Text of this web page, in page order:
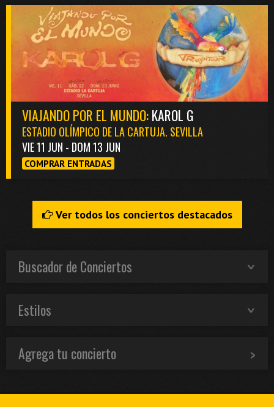
VIAJANDO POR EL MUNDO:KAROL G
ESTADIO OLÍMPICO DE LA CARTUJA. SEVILLA
VIE 11 JUN - DOM 13 JUN
COMPRAR ENTRADAS
Ver todos los conciertos destacados
Buscador de Conciertos
Estilos
Agrega tu concierto